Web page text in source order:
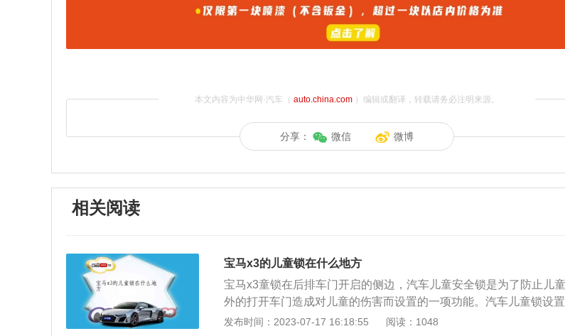
本文内容为中华网·汽车（ auto.china.com）编辑或翻译，转载请务必注明来源。
分享： 微信 微博
相关阅读
宝马x3的儿童锁在什么地方
宝马x3童锁在后排车门开启的侧边，汽车儿童安全锁是为了防止儿
外的打开车门造成对儿童的伤害而设置的一项功能。汽车儿童锁设
门锁上，打开后车门在门锁的下方有一小拔杆，上锁后只能在车外打
发布时间：2023-07-17 16:18:55 阅读：1048